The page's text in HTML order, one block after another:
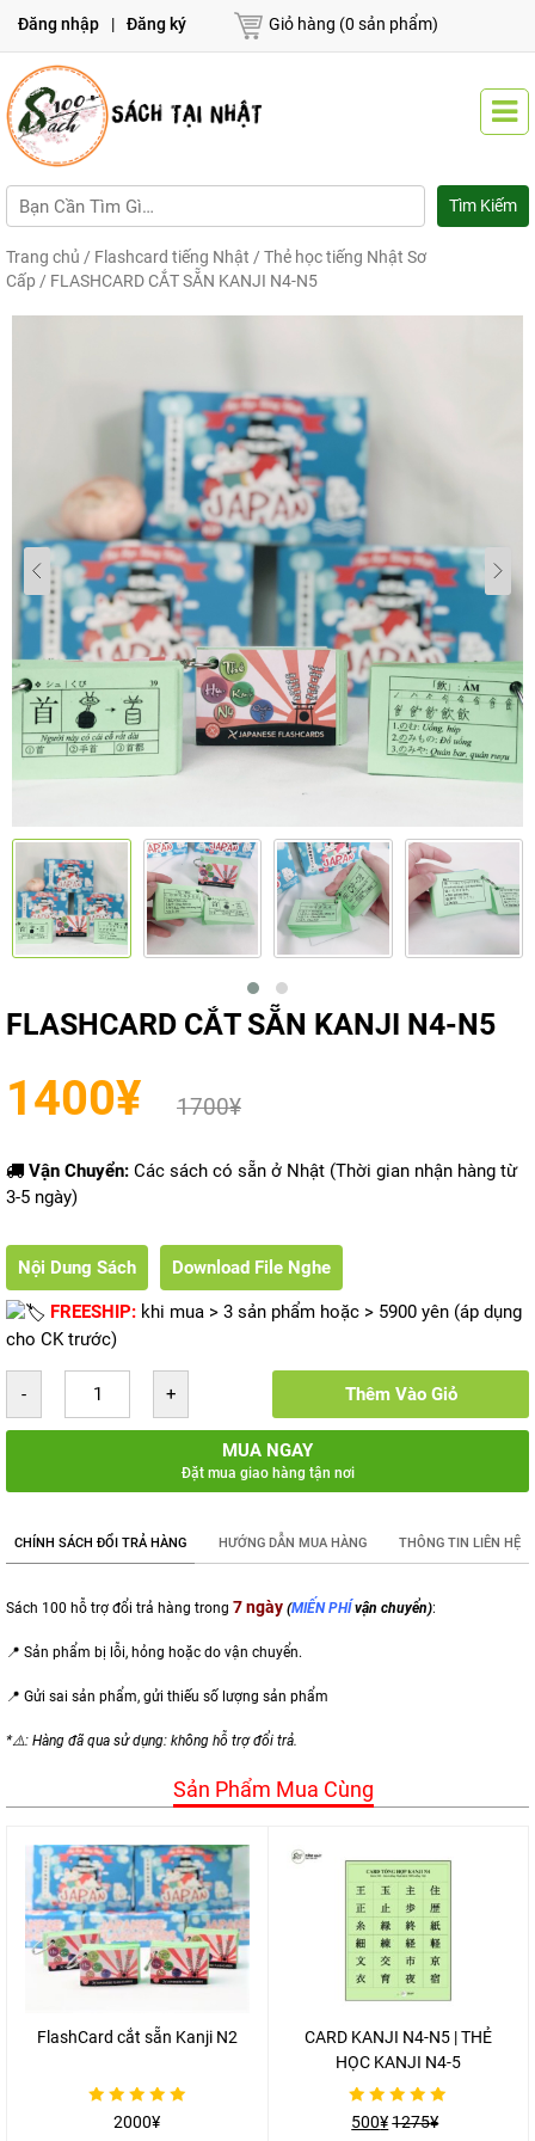
Đăng nhập | Đăng ký Giỏ hàng (0 sản phẩm)
Trang chủ / Flashcard tiếng Nhật / Thẻ học tiếng Nhật Sơ
Cấp / FLASHCARD CẮT SẴN KANJI N4-N5
FLASHCARD CẮT SẴN KANJI N4-N5
1400¥ 1700¥
Vận Chuyển: Các sách có sẵn ở Nhật (Thời gian nhận hàng từ
3-5 ngày)
Nội Dung Sách Download File Nghe
FREESHIP: khi mua > 3 sản phẩm hoặc > 5900 yên (áp dụng
cho CK trước)
Thêm Vào Giỏ
MUA NGAY
Đặt mua giao hàng tận nơi
CHÍNH SÁCH ĐỔI TRẢ HÀNG HƯỚNG DẪN MUA HÀNG THÔNG TIN LIÊN HỆ
Sách 100 hỗ trợ đổi trả hàng trong 7 ngày (MIẾN PHÍvận chuyển):
📍 Sản phẩm bị lỗi, hỏng hoặc do vận chuyển.
📍 Gửi sai sản phẩm, gửi thiếu số lượng sản phẩm
*⚠️: Hàng đã qua sử dụng: không hỗ trợ đổi trả.
Sản Phẩm Mua Cùng
FlashCard cắt sẵn Kanji N2
2000¥
CARD KANJI N4-N5 | THẺ
HỌC KANJI N4-5
Được
xếp500¥ 1275¥